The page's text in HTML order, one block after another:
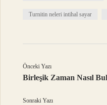
Turnitin neleri intihal sayar
Önceki Yazı
Birleşik Zaman Nasıl
Sonraki Yazı